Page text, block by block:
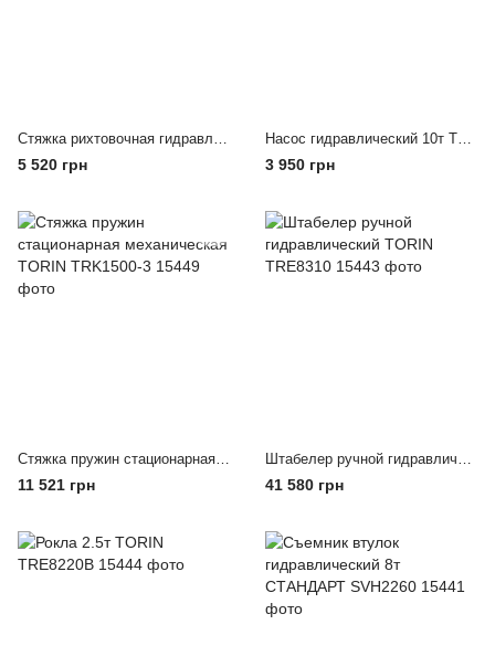
Стяжка рихтовочная гидравлическая 10т TORIN TRK1210
5 520 грн
Насос гидравлический 10т TORIN T71001B1
3 950 грн
Стяжка пружин стационарная механическая TORIN TRK1500-3
11 521 грн
Штабелер ручной гидравлический TORIN TRE8310
41 580 грн